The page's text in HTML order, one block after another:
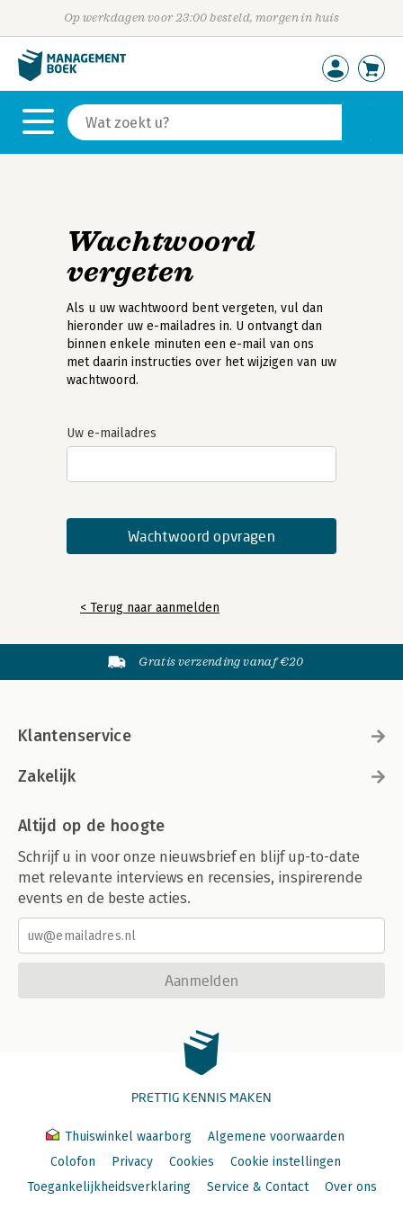
Op werkdagen voor 23:00 besteld, morgen in huis
Wachtwoord
vergeten
Als u uw wachtwoord bent vergeten, vul dan
hieronder uw e-mailadres in. U ontvangt dan
binnen enkele minuten een e-mail van ons
met daarin instructies over het wijzigen van uw
wachtwoord.
Uw e-mailadres
< Terug naar aanmelden
Gratis verzending vanaf €20
Klantenservice
Zakelijk
Altijd op de hoogte
Schrijf u in voor onze nieuwsbrief en blijf up-to-date
met relevante interviews en recensies, inspirerende
events en de beste acties.
Aanmelden
PRETTIG KENNIS MAKEN
Thuiswinkel waarborg
Algemene voorwaarden
Colofon
Privacy Cookies
Cookie instellingen
Toegankelijkheidsverklaring
Service & Contact Over ons